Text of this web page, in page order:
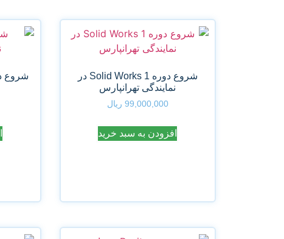
شروع دوره Solid Works 1 در
نمایندگی تهرانپارس
99,000,000 ریال
افزودن به سبد خرید